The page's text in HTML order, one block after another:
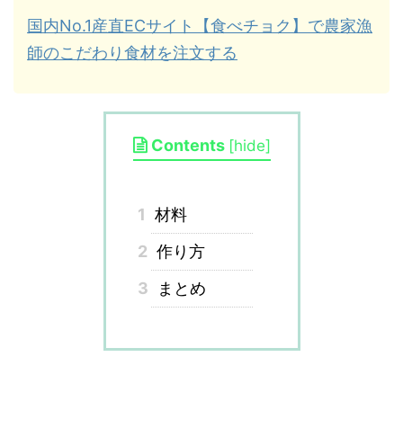
国内No.1産直ECサイト【食べチョク】で農家漁
師のこだわり食材を注文する
Contents [hide]
1 材料
2 作り方
3
まとめ